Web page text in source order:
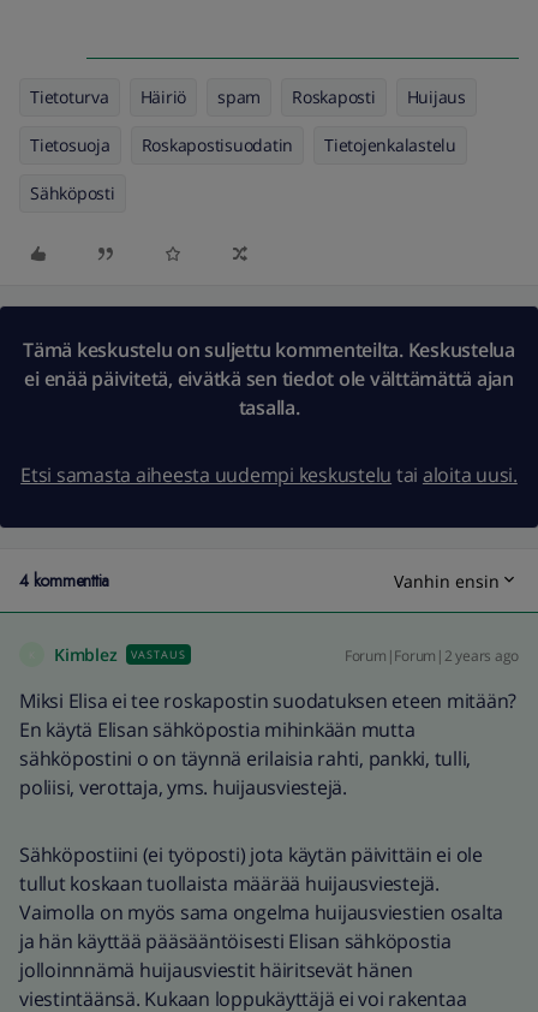
Tietoturva Häiriö spam Roskaposti Huijaus
Tietosuoja Roskapostisuodatin Tietojenkalastelu
Sähköposti
Tämä keskustelu on suljettu kommenteilta. Keskustelua
ei enää päivitetä, eivätkä sen tiedot ole välttämättä ajan
tasalla.
Etsi samasta aiheesta uudempi keskustelu tai aloita uusi.
4 kommenttia Vanhin ensin
Kimblez VASTAUS Forum|Forum|2 years ago
Miksi Elisa ei tee roskapostin suodatuksen eteen mitään?
En käytä Elisan sähköpostia mihinkään mutta
sähköpostini o on täynnä erilaisia rahti, pankki, tulli,
poliisi, verottaja, yms. huijausviestejä.
Sähköpostiini (ei työposti) jota käytän päivittäin ei ole
tullut koskaan tuollaista määrää huijausviestejä.
Vaimolla on myös sama ongelma huijausviestien osalta
ja hän käyttää pääsääntöisesti Elisan sähköpostia
jolloinnnämä huijausviestit häiritsevät hänen
viestintäänsä. Kukaan loppukäyttäjä ei voi rakentaa